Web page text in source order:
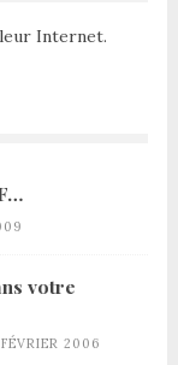
votre
2006